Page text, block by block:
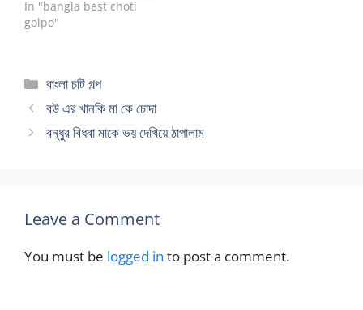
In "bangla best choti
golpo"
Categories
বাংলা চটি গল্প
বউ এর খানকি মা কে চোদা
বন্ধুর বিধবা মাকে ভয় দেখিয়ে ঠাপালাম
Leave a Comment
You must be logged in to post a comment.